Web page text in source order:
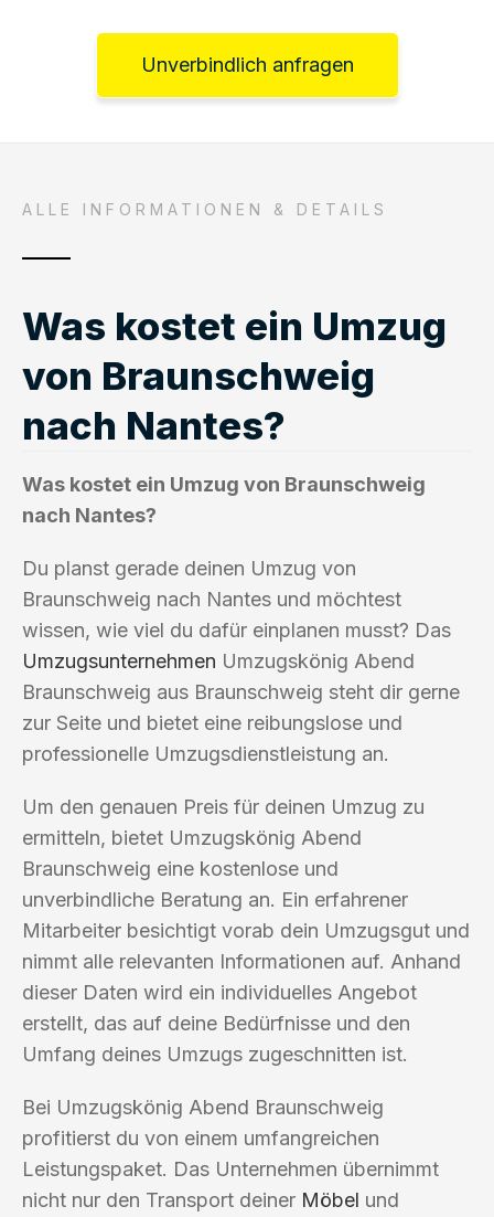
Unverbindlich anfragen
ALLE INFORMATIONEN & DETAILS
Was kostet ein Umzug
von Braunschweig
nach Nantes?
Was kostet ein Umzug von Braunschweig
nach Nantes?
Du planst gerade deinen Umzug von
Braunschweig nach Nantes und möchtest
wissen, wie viel du dafür einplanen musst? Das
Umzugsunternehmen Umzugskönig Abend
Braunschweig aus Braunschweig steht dir gerne
zur Seite und bietet eine reibungslose und
professionelle Umzugsdienstleistung an.
Um den genauen Preis für deinen Umzug zu
ermitteln, bietet Umzugskönig Abend
Braunschweig eine kostenlose und
unverbindliche Beratung an. Ein erfahrener
Mitarbeiter besichtigt vorab dein Umzugsgut und
nimmt alle relevanten Informationen auf. Anhand
dieser Daten wird ein individuelles Angebot
erstellt, das auf deine Bedürfnisse und den
Umfang deines Umzugs zugeschnitten ist.
Bei Umzugskönig Abend Braunschweig
profitierst du von einem umfangreichen
Leistungspaket. Das Unternehmen übernimmt
nicht nur den Transport deiner Möbel und